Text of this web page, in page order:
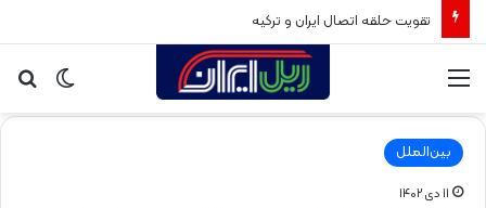
تقویت حلقه اتصال ایران و ترکیه
تغییر
پوسته
بین‌الملل
۱۱ دی ۱۴۰۲